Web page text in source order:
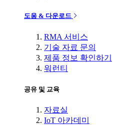
도움 & 다운로드
RMA 서비스
기술 자료 문의
제품 정보 확인하기
워런티
공유 및 교육
자료실
IoT 아카데미